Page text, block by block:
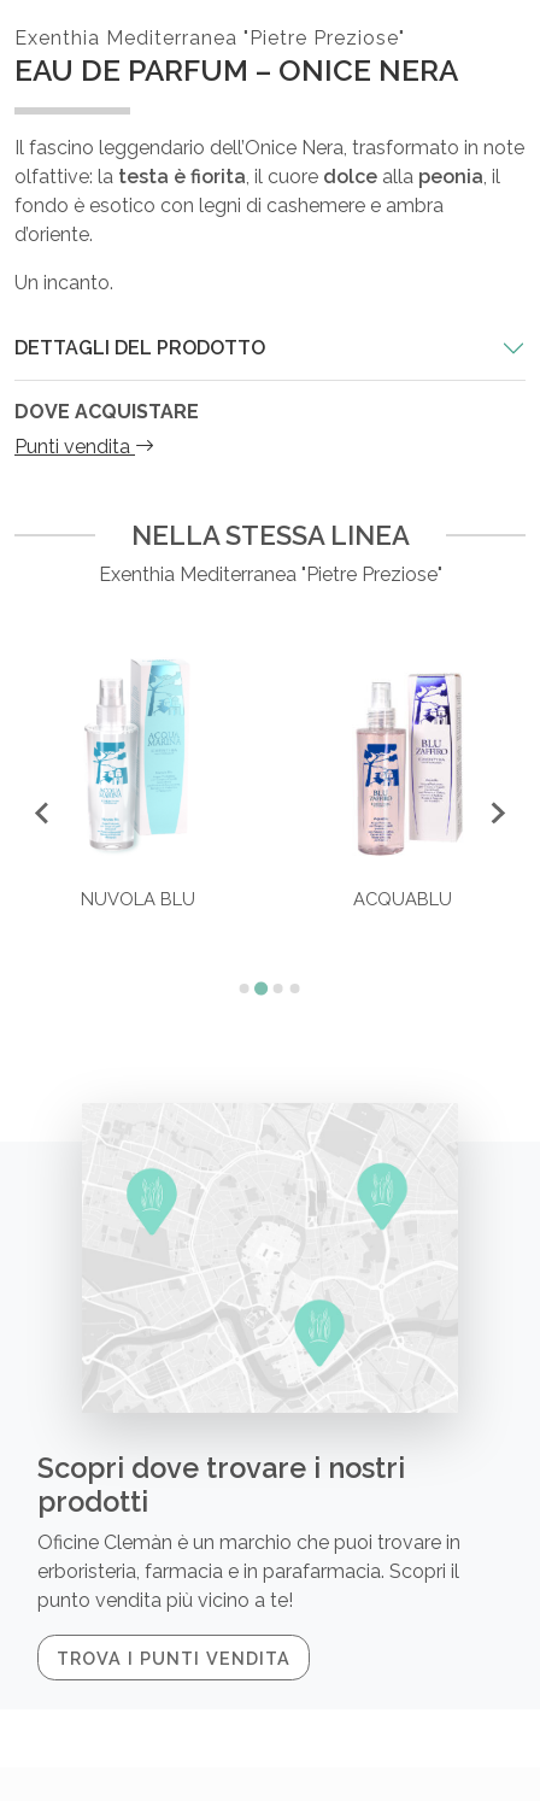
Exenthia Mediterranea "Pietre Preziose"
EAU DE PARFUM – ONICE NERA
Il fascino leggendario dell’Onice Nera, trasformato in note
olfattive: la testa è fiorita , il cuore dolce alla peonia , il
fondo è esotico con legni di cashemere e ambra
d’oriente.
Un incanto.
DETTAGLI DEL PRODOTTO
DOVE ACQUISTARE
Punti vendita
NELLA STESSA LINEA
Exenthia Mediterranea "Pietre Preziose"
NUVOLA BLU ACQUABLU
Scopri dove trovare i nostri
prodotti
Oficine Clemàn è un marchio che puoi trovare in
erboristeria, farmacia e in parafarmacia. Scopri il
punto vendita più vicino a te!
TROVA I PUNTI VENDITA